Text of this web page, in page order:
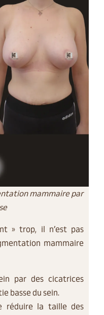
mammaire par
» trop, il n’est pas
mammaire
par des cicatrices
basse du sein.
réduire la taille des